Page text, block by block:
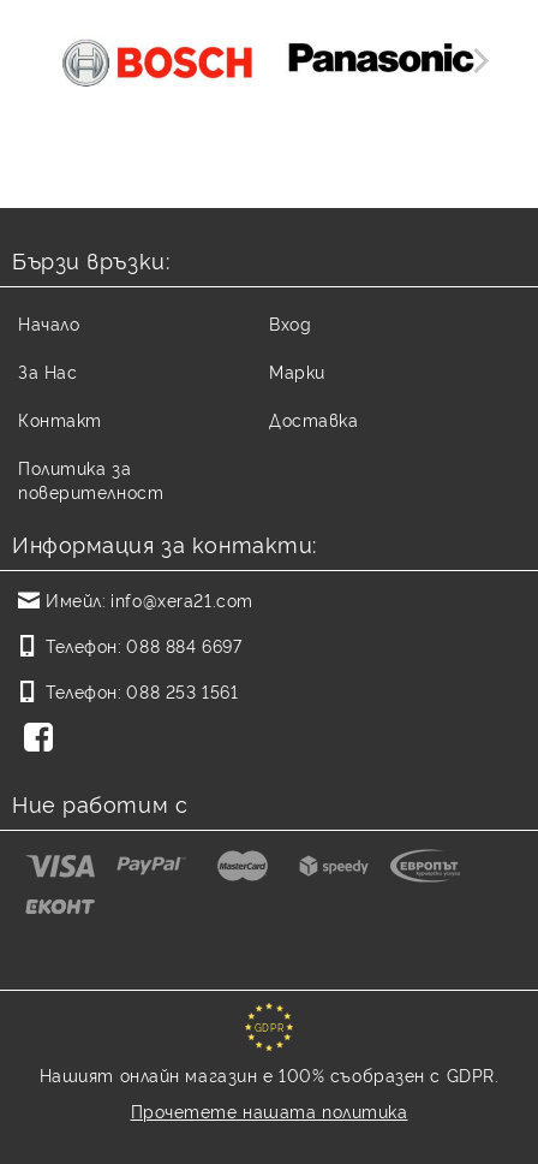
Бързи връзки:
Начало
За Нас
Контакт
Политика за
поверителност
Вход
Марки
Доставка
Информация за контакти:
Имейл: info@xera21.com
Телефон: 088 884 6697
Телефон: 088 253 1561
Ние работим с
GDPR
Нашият онлайн магазин е 100% съобразен с GDPR.
Прочетете нашата политика